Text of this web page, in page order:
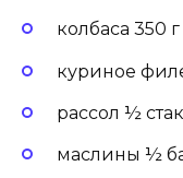
колбаса 350 г
куриное
рассол ½
маслины ½